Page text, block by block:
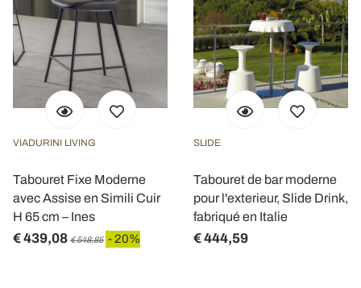
VIADURINI LIVING
Tabouret Fixe Moderne
avec Assise en Simili Cuir
H 65 cm – Ines
€ 439,08 € 548,85 - 20%
SLIDE
Tabouret de bar moderne
pour l'exterieur, Slide Drink,
fabriqué en Italie
€ 444,59